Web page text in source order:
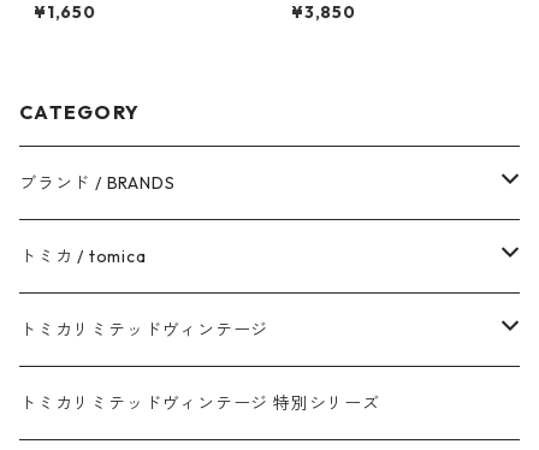
¥1,650
1500 デラックス #10217138
¥3,850
CATEGORY
ブランド / BRANDS
トヨタ / TOYOTA
ダイハツ / DAIHATSU
マツダ / MAZDA
トミカ / tomica
赤箱 - 現行トミカ
赤箱 - 限定トミカ 初回特別カラー
トミカリミテッドヴィンテージ
TLV - NEW LINEUP
トミカリミテッドヴィンテージ 特別シリーズ